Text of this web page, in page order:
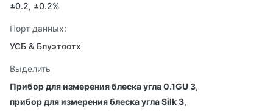
±0.2, ±0.2%
Порт данных:
УСБ & Блуэтоотх
Выделить
Прибор для измерения блеска угла 0.1GU 3,
прибор для измерения блеска угла Silk 3,